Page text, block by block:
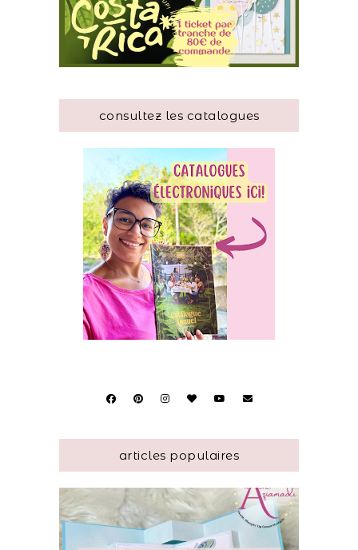
consultez les catalogues
articles populaires